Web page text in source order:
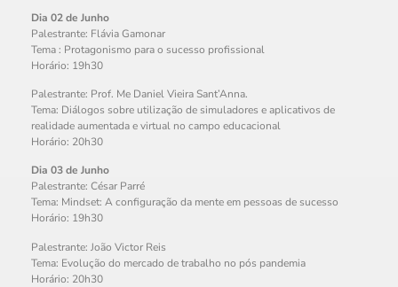
Dia 02 de Junho
Palestrante: Flávia Gamonar
Tema : Protagonismo para o sucesso profissional
Horário: 19h30
Palestrante: Prof. Me Daniel Vieira Sant’Anna.
Tema: Diálogos sobre utilização de simuladores e aplicativos de
realidade aumentada e virtual no campo educacional
Horário: 20h30
Dia 03 de Junho
Palestrante: César Parré
Tema: Mindset: A configuração da mente em pessoas de sucesso
Horário: 19h30
Palestrante: João Victor Reis
Tema: Evolução do mercado de trabalho no pós pandemia
Horário: 20h30